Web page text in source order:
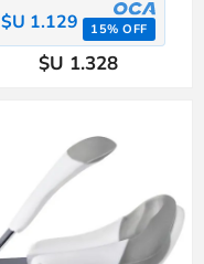
$U 1.129 15% OFF
$U 1.328